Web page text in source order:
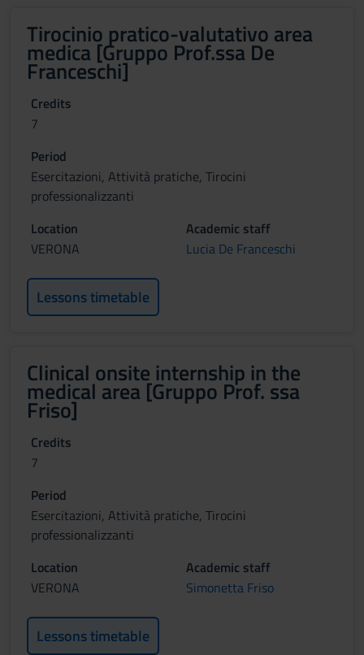
Tirocinio pratico-valutativo area
medica [Gruppo Prof.ssa De
Franceschi]
Credits
7
Period
Esercitazioni, Attività pratiche, Tirocini
professionalizzanti
Location
VERONA
Academic staff
Lucia De Franceschi
Lessons timetable
Clinical onsite internship in the
medical area [Gruppo Prof. ssa
Friso]
Credits
7
Period
Esercitazioni, Attività pratiche, Tirocini
professionalizzanti
Location
VERONA
Academic staff
Simonetta Friso
Lessons timetable